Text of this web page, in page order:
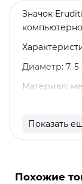
Значок
Диаметр: 7. 5
Материал:
продукт.
"Honkai: Star
Показать
Похожие